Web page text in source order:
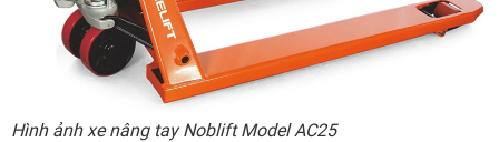
Hình ảnh xe nâng tay Noblift Model AC25